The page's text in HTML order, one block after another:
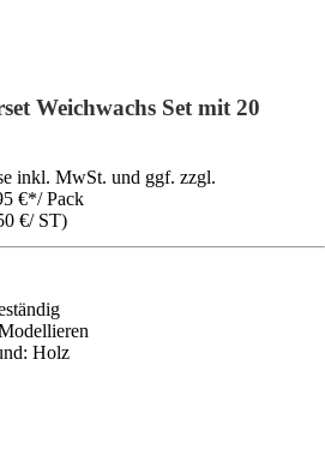
Weichwachs Set mit 20
inkl. MwSt. und ggf. zzgl.
€*/ Pack
€/ ST)
: Holz